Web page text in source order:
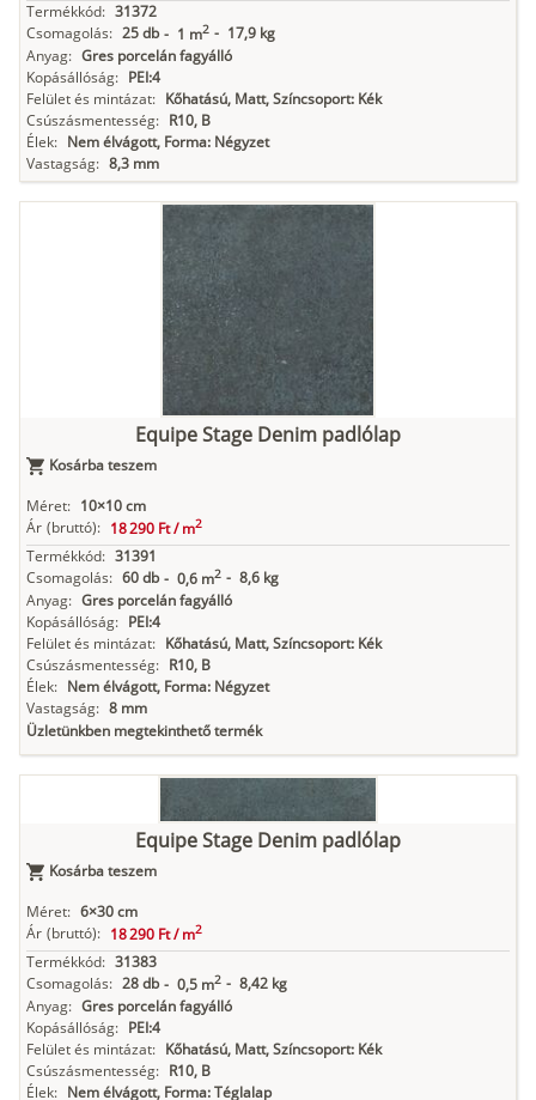
Termékkód: 31372
Csomagolás: 25 db - 1 m2 - 17,9 kg
Anyag: Gres porcelán fagyálló
Kopásállóság: PEI:4
Felület és mintázat: Kőhatású, Matt, Színcsoport: Kék
Csúszásmentesség: R10, B
Élek: Nem élvágott, Forma: Négyzet
Vastagság: 8,3 mm
Equipe Stage Denim padlólap
Kosárba teszem
Méret: 10×10 cm
Ár (bruttó): 18 290 Ft /m2
Termékkód: 31391
Csomagolás: 60 db - 0,6 m2 - 8,6 kg
Anyag: Gres porcelán fagyálló
Kopásállóság: PEI:4
Felület és mintázat: Kőhatású, Matt, Színcsoport: Kék
Csúszásmentesség: R10, B
Élek: Nem élvágott, Forma: Négyzet
Vastagság: 8 mm
Üzletünkben megtekinthető termék
Equipe Stage Denim padlólap
Kosárba teszem
Méret: 6×30 cm
Ár (bruttó): 18 290 Ft /m2
Termékkód: 31383
Csomagolás: 28 db - 0,5 m2 - 8,42 kg
Anyag: Gres porcelán fagyálló
Kopásállóság: PEI:4
Felület és mintázat: Kőhatású, Matt, Színcsoport: Kék
Csúszásmentesség: R10, B
Élek: Nem élvágott, Forma: Téglalap